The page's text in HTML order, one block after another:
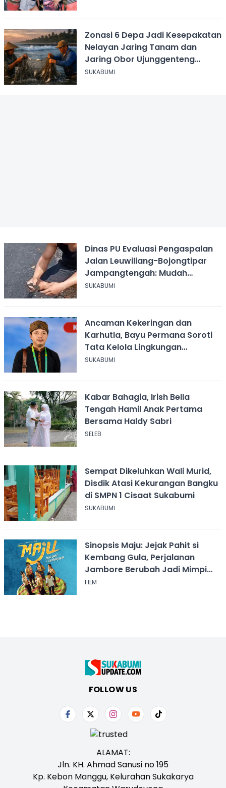
Zonasi 6 Depa Jadi Kesepakatan
Nelayan Jaring Tanam dan
Jaring Obor Ujunggenteng
Sukabumi
SUKABUMI
Dinas PU Evaluasi Pengaspalan
Jalan Leuwiliang-Bojongtipar
Jampangtengah: Mudah
Mengelupas
SUKABUMI
Ancaman Kekeringan dan
Karhutla, Bayu Permana Soroti
Tata Kelola Lingkungan
Sukabumi
SUKABUMI
Kabar Bahagia, Irish Bella
Tengah Hamil Anak Pertama
Bersama Haldy Sabri
SELEB
Sempat Dikeluhkan Wali Murid,
Disdik Atasi Kekurangan Bangku
di SMPN 1 Cisaat Sukabumi
SUKABUMI
Sinopsis Maju: Jejak Pahit si
Kembang Gula, Perjalanan
Jambore Berubah Jadi Mimpi
Buruk
FILM
FOLLOW US
ALAMAT:
Jln. KH. Ahmad Sanusi no 195
Kp. Kebon Manggu, Kelurahan Sukakarya